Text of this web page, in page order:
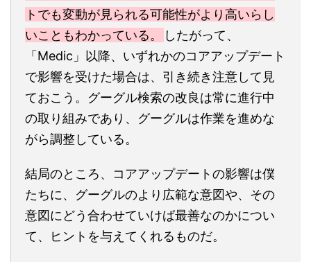
トでも変動が見られる可能性がより高いらし
いこともわかっている。
したがって、
「Medic」以降、いずれかのコアアップデート
で影響を受けた場合は、引き続き注意して見
ておこう。グーグル検索の改良は常に進行中
の取り組みであり、グーグルは作業を進めな
がら調整している。
結局のところ、コアアップデートの影響は僕
たちに、グーグルのより広範な意図や、その
意図にどう合わせていけば最善なのかについ
て、ヒントを与えてくれるものだ。